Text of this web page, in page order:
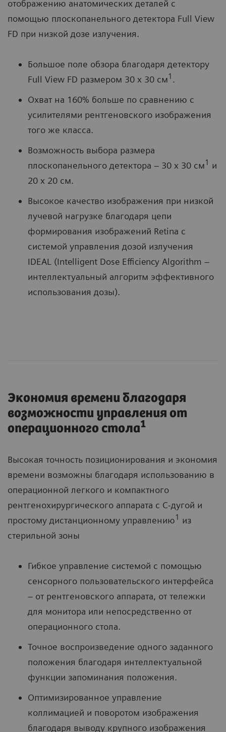
отображению анатомических деталей с
помощью плоскопанельного детектора Full View
FD при низкой дозе излучения.
Большое поле обзора благодаря детектору
Full View FD размером 30 x 30 см1 .
Охват на 160% больше по сравнению с
усилителями рентгеновского изображения
того же класса.
Возможность выбора размера
плоскопанельного детектора – 30 x 30 см1 и
20 x 20 см.
Высокое качество изображения при низкой
лучевой нагрузке благодаря цепи
формирования изображений Retina с
системой управления дозой излучения
IDEAL (Intelligent Dose Efficiency Algorithm –
интеллектуальный алгоритм эффективного
использования дозы).
Экономия времени благодаря
возможности управления от
операционного стола1
Высокая точность позиционирования и экономия
времени возможны благодаря использованию в
операционной легкого и компактного
рентгенохирургического аппарата с C-дугой и
простому дистанционному управлению1 из
стерильной зоны
Гибкое управление системой с помощью
сенсорного пользовательского интерфейса
– от рентгеновского аппарата, от тележки
для монитора или непосредственно от
операционного стола.
Точное воспроизведение одного заданного
положения благодаря интеллектуальной
функции запоминания положения.
Оптимизированное управление
коллимацией и поворотом изображения
благодаря выводу крупного изображения